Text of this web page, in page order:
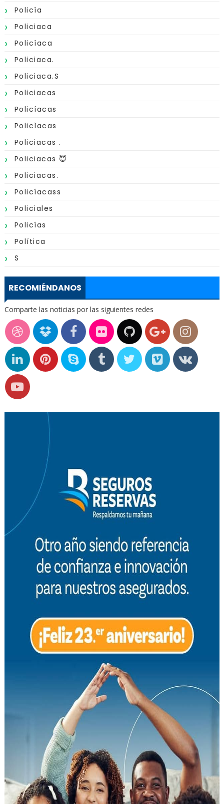
Policía
Policiaca
Policíaca
Policiaca.
Policiaca.s
Policiacas
Policíacas
Policìacas
Policiacas .
Policiacas 😇
Policiacas.
Policíacass
Policiales
Policías
Política
S
RECOMIÉNDANOS
Comparte las noticias por las siguientes redes